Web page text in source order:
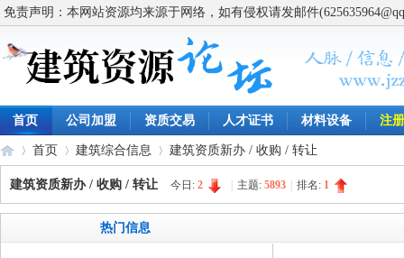
免责声明：本网站资源均来源于网络，如有侵权请发邮件
首页 公司加盟 资质交易 人才证书 材料设备 注
首页 建筑综合信息 建筑资质新办 / 收购 / 转让
建筑资质新办 / 收购 / 转让 今日: 2 主题: 5893 排名: 1
热门信息